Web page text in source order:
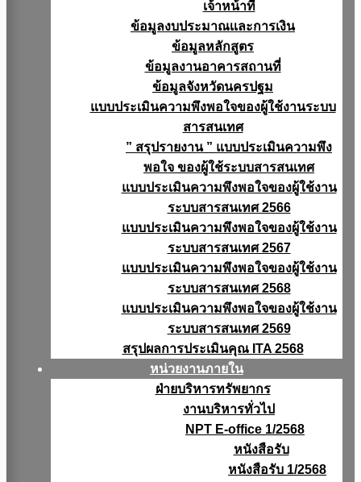
เจ้าหน้าที่
ข้อมูลงบประมาณเเละการเงิน
ข้อมูลหลักสูตร
ข้อมูลงานอาคารสถานที่
ข้อมูลจังหวัดนครปฐม
แบบประเมินความพึงพอใจของผู้ใช้งานระบบ
สารสนเทศ
” สรุปรายงาน ” แบบประเมินความพึง
พอใจ ของผู้ใช้ระบบสารสนเทศ
แบบประเมินความพึงพอใจของผู้ใช้งาน
ระบบสารสนเทศ 2566
แบบประเมินความพึงพอใจของผู้ใช้งาน
ระบบสารสนเทศ 2567
แบบประเมินความพึงพอใจของผู้ใช้งาน
ระบบสารสนเทศ 2568
แบบประเมินความพึงพอใจของผู้ใช้งาน
ระบบสารสนเทศ 2569
สรุปผลการประเมินคุณ ITA 2568
หน่วยงานภายใน
ฝ่ายบริหารทรัพยากร
งานบริหารทั่วไป
NPT E-office 1/2568
หนังสือรับ
หนังสือรับ 1/2568